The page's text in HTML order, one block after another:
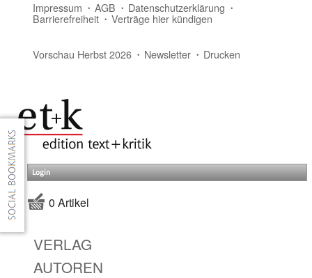
Impressum AGB Datenschutzerklärung
Barrierefreiheit Verträge hier kündigen
Vorschau Herbst 2026 Newsletter Drucken
Login
0 Artikel
VERLAG
AUTOREN